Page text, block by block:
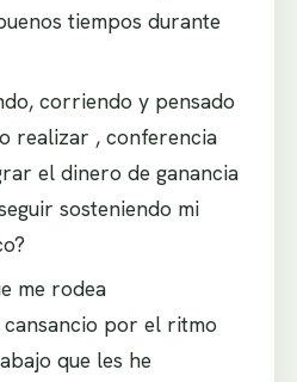
tiempos durante
corriendo y pensado
realizar , conferencia
el dinero de ganancia
sosteniendo mi
me rodea
por el ritmo
que les he